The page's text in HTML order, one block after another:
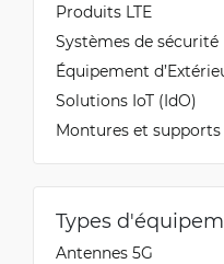
Produits LTE
Systèmes de sécurité
Équipement
Solutions IoT (IdO)
Montures et supports
Types
Antennes 5G